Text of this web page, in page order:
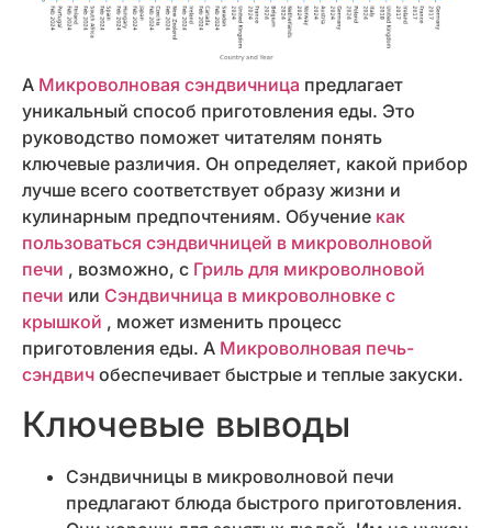
A Микроволновая сэндвичница предлагает
уникальный способ приготовления еды. Это
руководство поможет читателям понять
ключевые различия. Он определяет, какой прибор
лучше всего соответствует образу жизни и
кулинарным предпочтениям. Обучение как
пользоваться сэндвичницей в микроволновой
печи , возможно, с Гриль для микроволновой
печи или Сэндвичница в микроволновке с
крышкой , может изменить процесс
приготовления еды. А Микроволновая печь-
сэндвич обеспечивает быстрые и теплые закуски.
Ключевые выводы
Сэндвичницы в микроволновой печи
предлагают блюда быстрого приготовления.